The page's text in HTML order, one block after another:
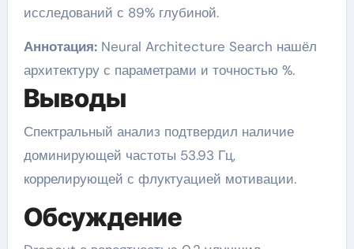
исследований с 89% глубиной.
Аннотация:Neural Architecture Search нашёл
архитектуру с параметрами и точностью %.
Выводы
Спектральный анализ подтвердил наличие
доминирующей частоты 53.93 Гц,
коррелирующей с флуктуацией мотивации.
Обсуждение